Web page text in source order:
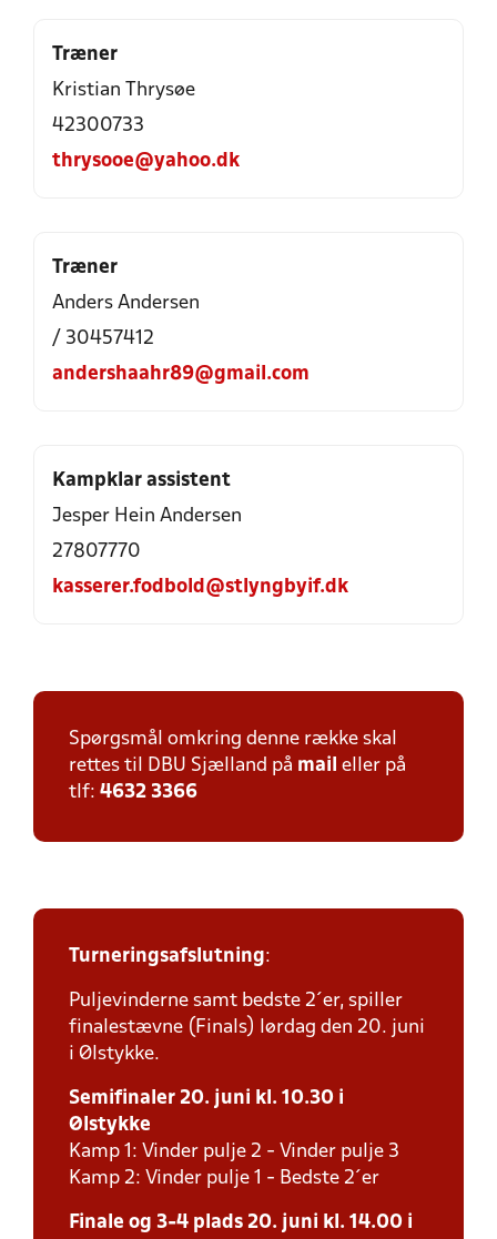
Træner
Kristian Thrysøe
42300733
thrysooe@yahoo.dk
Træner
Anders Andersen
/ 30457412
andershaahr89@gmail.com
Kampklar assistent
Jesper Hein Andersen
27807770
kasserer.fodbold@stlyngbyif.dk
Spørgsmål omkring denne række skal
rettes til DBU Sjælland på mail eller på
tlf: 4632 3366
Turneringsafslutning:
Puljevinderne samt bedste 2´er, spiller
finalestævne (Finals) lørdag den 20. juni
i Ølstykke.
Semifinaler 20. juni kl. 10.30 i
Ølstykke
Kamp 1: Vinder pulje 2 - Vinder pulje 3
Kamp 2: Vinder pulje 1 - Bedste 2´er
Finale og 3-4 plads 20. juni kl. 14.00 i